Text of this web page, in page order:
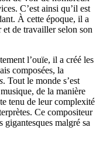
C’est ainsi qu’il est
À cette époque, il a
de travailler selon son
l’ouïe, il a créé les
composées, la
. Tout le monde s’est
de la manière
tenu de leur complexité
Ce compositeur
malgré sa